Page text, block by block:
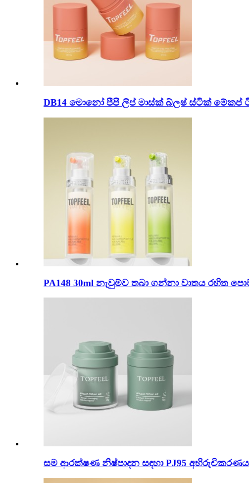
DB14 මොනෝ පීපී ලිප් මාස්ක් බ්ලෂ් ස්ටික් මේකප්
PA148 30ml නැවුම්ව තබා ගන්නා වාතය රහිත
සම ආරක්ෂණ නිෂ්පාදන සඳහා PJ95